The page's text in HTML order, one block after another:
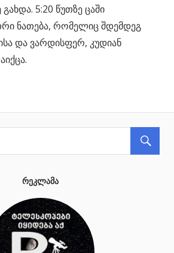
5:20 წუთზე ცაში
ნათება, რომელიც შდემდეგ
და ვარდისფერ, კუდიან
ᲠᲔᲙᲚᲐᲛᲐ